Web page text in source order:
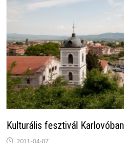
Kulturális fesztivál Karlovóban
2011-04-07